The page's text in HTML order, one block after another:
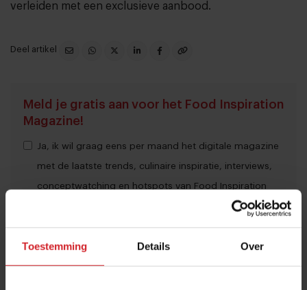
Toestemming Details Over
verleiden met een exclusieve aanbood.
Deel artikel
Meld je gratis aan voor het Food Inspiration
Magazine!
Ja, ik wil graag eens per maand het digitale magazine
met de laatste trends, culinaire inspiratie, interviews,
conceptwatching en hotspots van Food Inspiration
voor meer informatie.
Verzend